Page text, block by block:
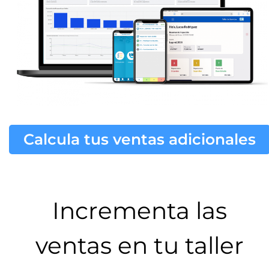
Calcula tus ventas adicionales
Incrementa las
ventas en tu taller